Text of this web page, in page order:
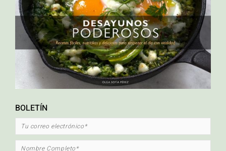
altos en proteína Ensaladas libre de gluten natural orgánico Palomitas de maiz
con caramelo palomitas de maíz pastel de zanahoria pescado pescado en
papillote platos vegetarianos quinua recetas mexicanas
saludables recetas saludables con pescado Sin Glúten sopa tacos
tacos de pescado torta de zanahoria verduras zapallo asado
BOLETÍN